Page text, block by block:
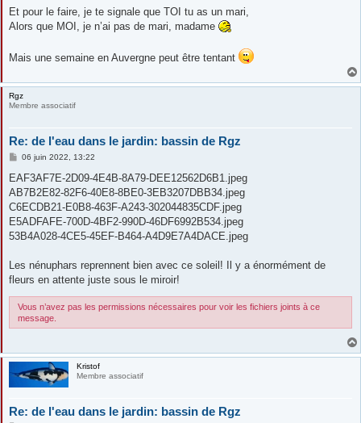
Et pour le faire, je te signale que TOI tu as un mari,
Alors que MOI, je n’ai pas de mari, madame
Mais une semaine en Auvergne peut être tentant
Rgz
Membre associatif
Re: de l'eau dans le jardin: bassin de Rgz
M
s
a
g
06 juin 2022, 13:22
EAF3AF7E-2D09-4E4B-8A79-DEE12562D6B1.jpeg
AB7B2E82-82F6-40E8-8BE0-3EB3207DBB34.jpeg
C6ECDB21-E0B8-463F-A243-302044835CDF.jpeg
E5ADFAFE-700D-4BF2-990D-46DF6992B534.jpeg
53B4A028-4CE5-45EF-B464-A4D9E7A4DACE.jpeg
Les nénuphars reprennent bien avec ce soleil! Il y a énormément de
fleurs en attente juste sous le miroir!
Vous n’avez pas les permissions nécessaires pour voir les fichiers joints à ce
message.
Kristof
Membre associatif
Re: de l'eau dans le jardin: bassin de Rgz